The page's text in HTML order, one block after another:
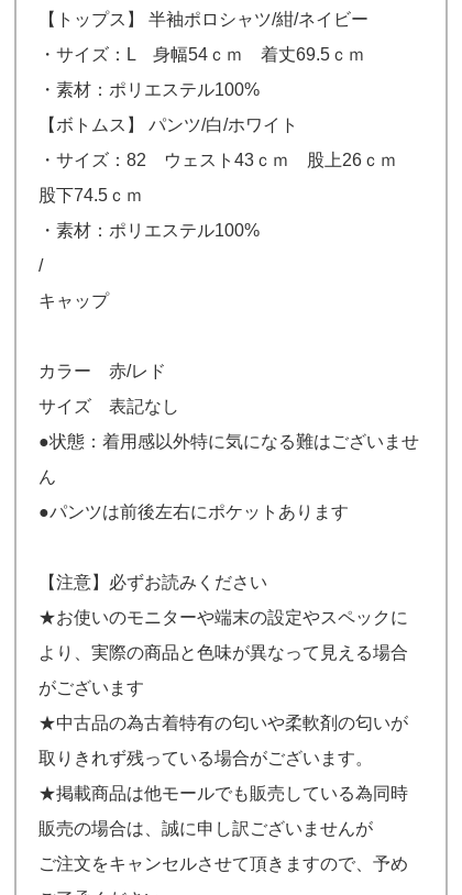
【トップス】 半袖ポロシャツ/紺/ネイビー
・サイズ：L 身幅54ｃｍ 着丈69.5ｃｍ
・素材：ポリエステル100%
【ボトムス】 パンツ/白/ホワイト
・サイズ：82 ウェスト43ｃｍ 股上26ｃｍ
股下74.5ｃｍ
・素材：ポリエステル100%
/
キャップ
カラー 赤/レド
サイズ 表記なし
●状態：着用感以外特に気になる難はございませ
ん
●パンツは前後左右にポケットあります
【注意】必ずお読みください
★お使いのモニターや端末の設定やスペックに
より、実際の商品と色味が異なって見える場合
がございます
★中古品の為古着特有の匂いや柔軟剤の匂いが
取りきれず残っている場合がございます。
★掲載商品は他モールでも販売している為同時
販売の場合は、誠に申し訳ございませんが
ご注文をキャンセルさせて頂きますので、予め